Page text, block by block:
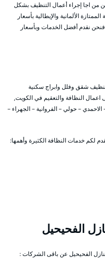
من اجا إجراء أعمال التنظيف بشكل
الألمانية والإيطالية بأسعار
فنحن نقدم أفضل الخدمات وبأسعار
شقق وفلل وابراج سكنية
النظافة والتعقيم في الكويت,
– حولي – الفروانية – الجهراء –
الفحيحيل
الفحيحيل عن باقى الشركات :